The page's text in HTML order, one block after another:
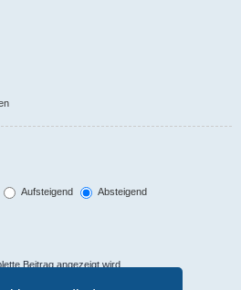
Aufsteigend
Absteigend
Beitrag angezeigt wird.